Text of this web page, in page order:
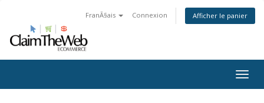
FranÃ§ais Connexion Afficher le panier